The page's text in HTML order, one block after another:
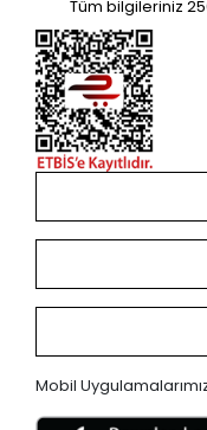
Tüm bilgileriniz
Mobil